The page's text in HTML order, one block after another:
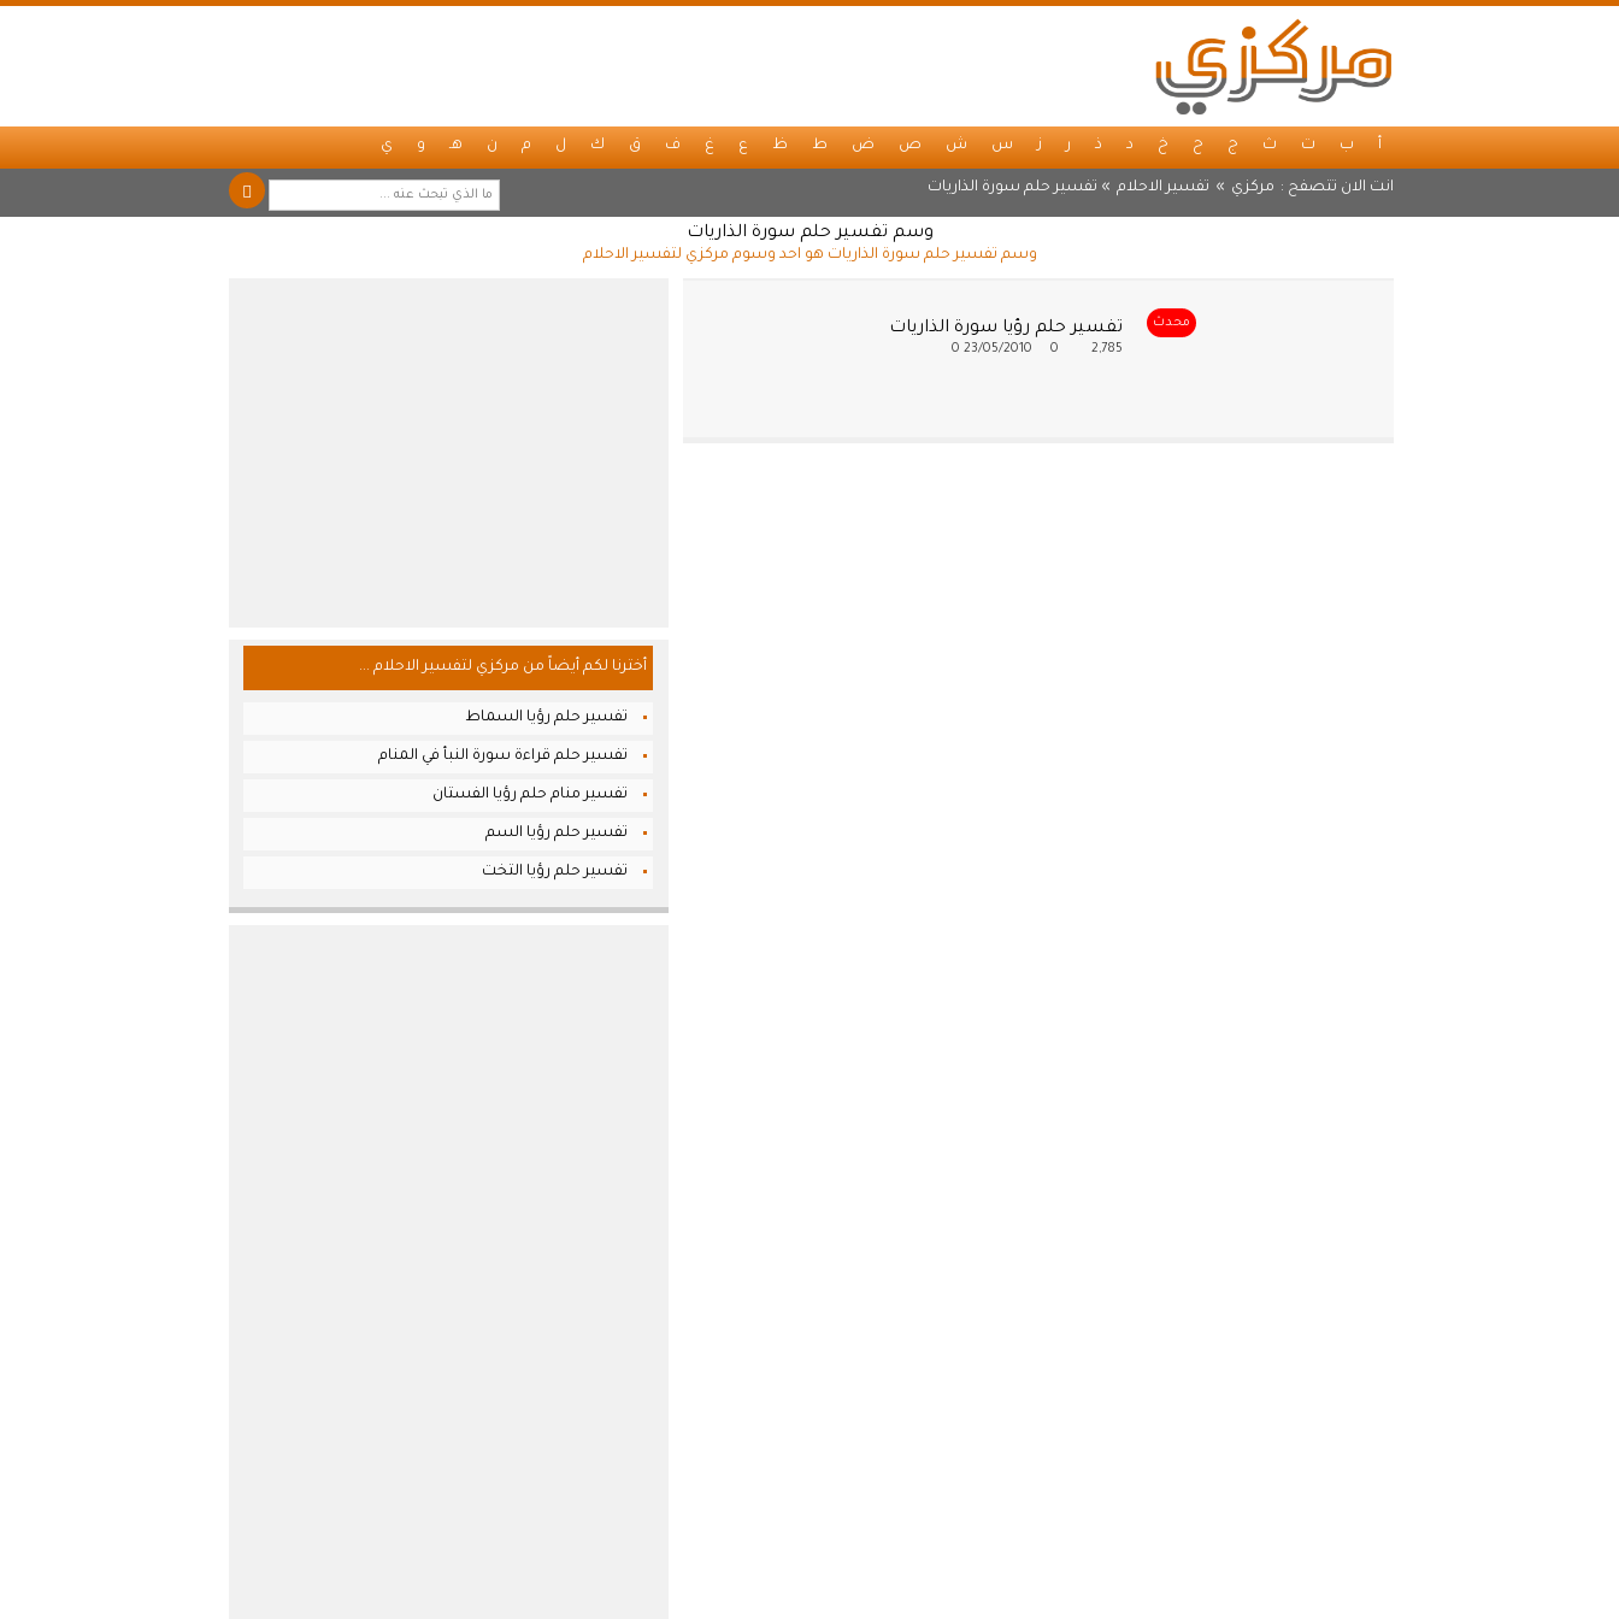
أ ب ت ث ج ح خ د ذ ر ز س ش ص ض ط ظ ع غ ف ق ك ل م ن هـ و ي
انت الان تتصفح : مركزي » تفسير الاحلام » تفسير حلم سورة الذاريات
وسم تفسير حلم سورة الذاريات
وسم تفسير حلم سورة الذاريات هو احد وسوم مركزي لتفسير الاحلام
محدث تفسير حلم رؤيا سورة الذاريات
2,785
23/05/2010
0
أخترنا لكم أيضاً من مركزي لتفسير الاحلام ...
تفسير حلم رؤيا السماط
تفسير حلم قراءة سورة النبأ في المنام
تفسير منام حلم رؤيا الفستان
تفسير حلم رؤيا السم
تفسير حلم رؤيا التخت